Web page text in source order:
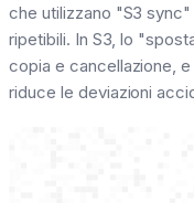
che utilizzano "S3
ripetibili. In S3, lo
copia e cancellazione,
riduce le deviazioni